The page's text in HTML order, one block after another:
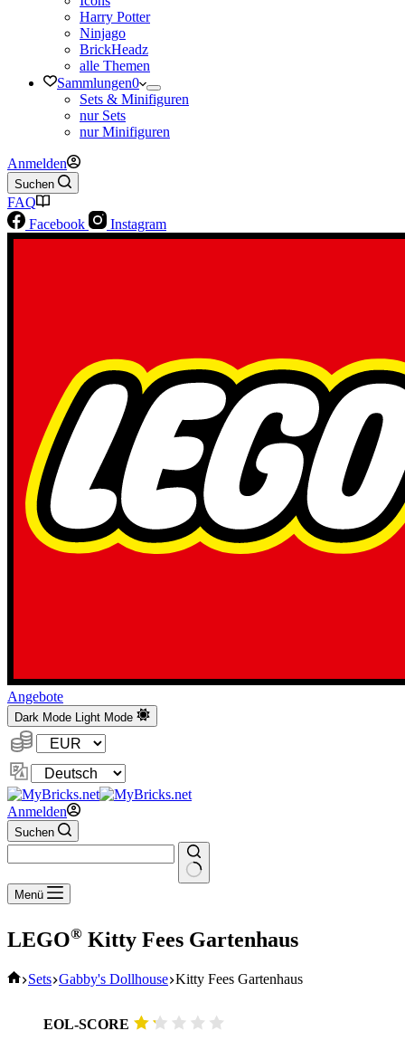
Harry Potter
Ninjago
BrickHeadz
alle Themen
Sammlungen0
Sets & Minifiguren
nur Sets
nur Minifiguren
Anmelden
Suchen
FAQ
Facebook
Instagram
Angebote
Dark Mode Light Mode
Währung:
Sprache
ändern
Anmelden
Suchen
Keine
Ergebnisse
Menü
LEGO® Kitty Fees Gartenhaus
Start
Sets Gabby's Dollhouse Kitty Fees Gartenhaus
EOL-SCORE